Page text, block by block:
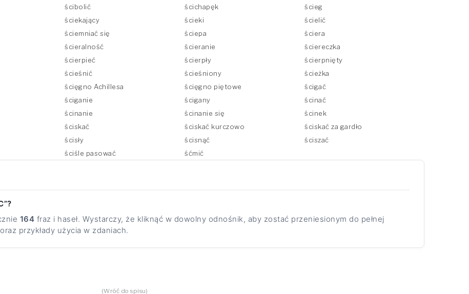
ścibolić ścichapęk
ścieg
ściekający ścieki
ścielić
ściemniać się ściepa
ściera
ścieralność ścieranie
ściereczka
ścierpieć ścierpły
ścierpnięty
ścieśnić ścieśniony
ścieżka
ścięgno Achillesa ścięgno piętowe
ścigać
ściganie ścigany
ścinać
ścinanie ścinanie się
ścinek
ściskać ściskać kurczowo
ściskać za gardło
ścisły ścisnąć
ściszać
ściśle pasować śćmić
164 fraz i haseł. Wystarczy, że kliknąć w dowolny odnośnik, aby zostać przeniesionym do pełnej
przykłady użycia w zdaniach.
(Wróć do spisu)